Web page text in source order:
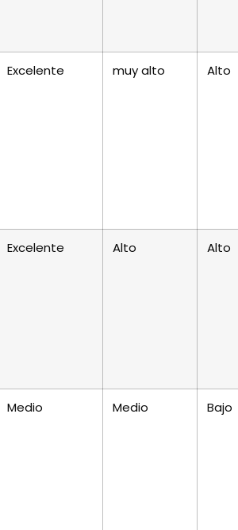
Excelente muy alto Alto
Excelente Alto Alto
Medio Medio Bajo